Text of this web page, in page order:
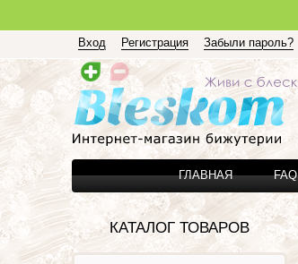
Вход Регистрация Забыли пароль?
ГЛАВНАЯ FAQ
КАТАЛОГ ТОВАРОВ